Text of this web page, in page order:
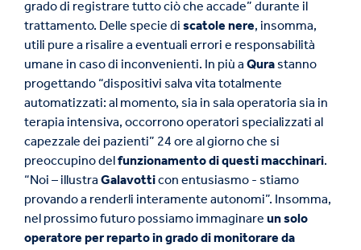
grado di registrare tutto ciò che accade” durante il
trattamento. Delle specie di scatole nere, insomma,
utili pure a risalire a eventuali errori e responsabilità
umane in caso di inconvenienti. In più a Qurastanno
progettando “dispositivi salva vita totalmente
automatizzati: al momento, sia in sala operatoria sia in
terapia intensiva, occorrono operatori specializzati al
capezzale dei pazienti” 24 ore al giorno che si
preoccupino del funzionamento di questi macchinari.
“Noi – illustra Galavotticon entusiasmo - stiamo
provando a renderli interamente autonomi”. Insomma,
nel prossimo futuro possiamo immaginare un solo
operatore per reparto in grado di monitorare da